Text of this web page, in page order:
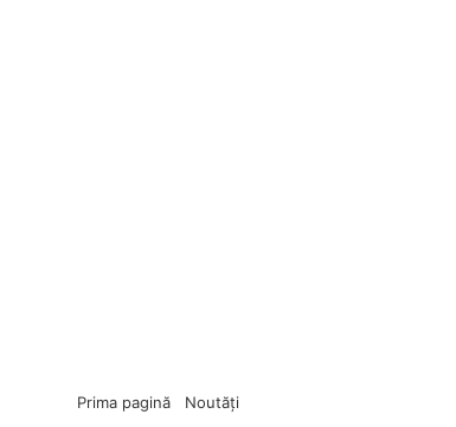
Prima pagină Noutăți